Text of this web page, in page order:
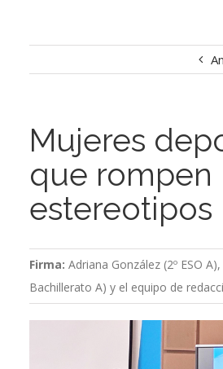
Mujeres
que rompen
estereotipos
Firma: Adriana González (2º ESO
Bachillerato A) y el equipo de